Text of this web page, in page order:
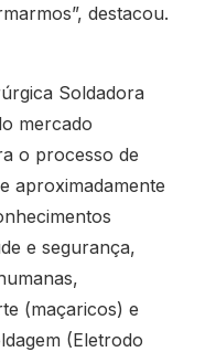
destacou.
Soldadora
mercado
o processo de
aproximadamente
e segurança,
(maçaricos) e
(Eletrodo